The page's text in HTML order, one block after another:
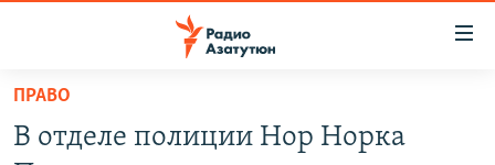
Перейти
основному
НОВОСТИ
ПРАВО
В отделе полиции Нор Норка